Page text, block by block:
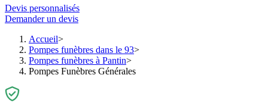
Devis personnalisés
Demander un devis
Accueil
Pompes funèbres dans le 93
Pompes funèbres à Pantin
Pompes Funèbres Générales